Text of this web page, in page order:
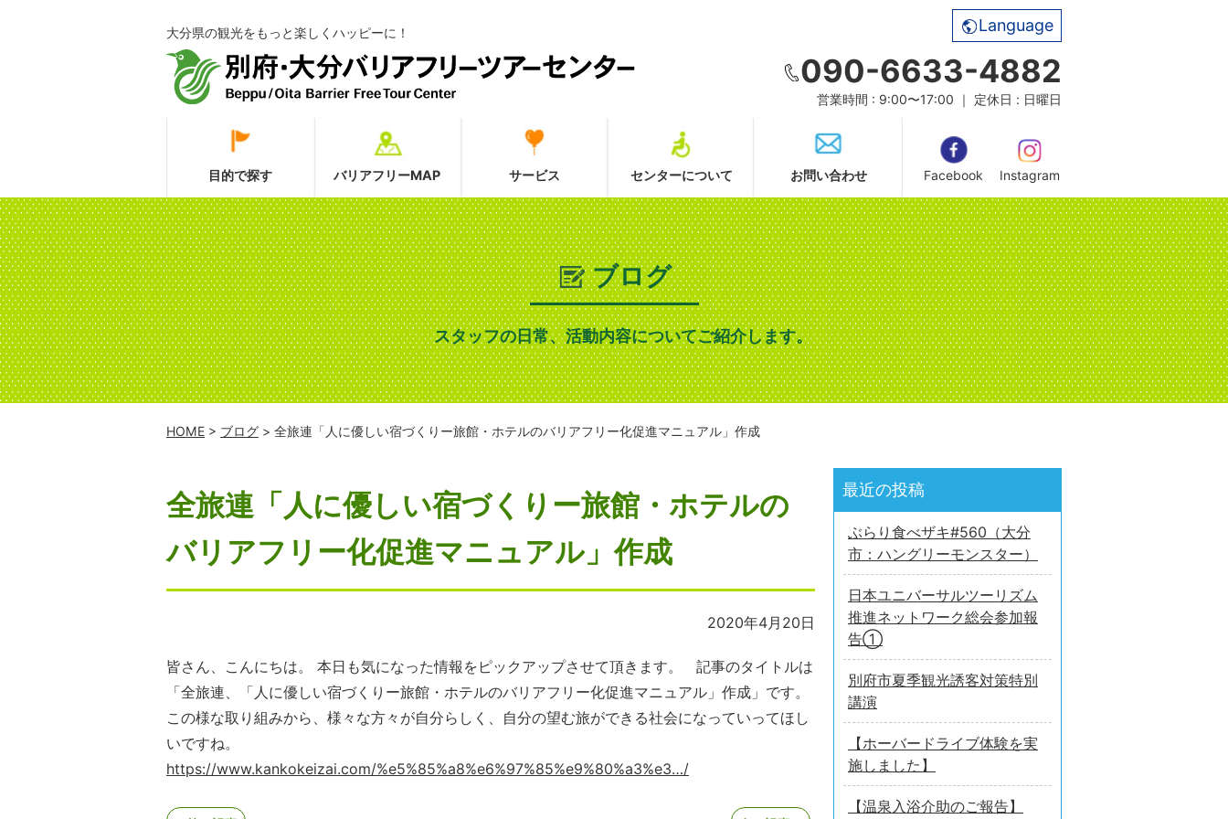
大分県の観光をもっと楽しくハッピーに！ Language
090-6633-4882
営業時間 : 9:00〜17:00 ｜ 定休日 : 日曜日
目的で探す バリアフリーMAP サービス センターについて お問い合わせ Facebook Instagram
ブログ
スタッフの日常、活動内容についてご紹介します。
HOME > ブログ > 全旅連「人に優しい宿づくりー旅館・ホテルのバリアフリー化促進マニュアル」作成
全旅連「人に優しい宿づくりー旅館・ホテルの
バリアフリー化促進マニュアル」作成
2020年4月20日
皆さん、こんにちは。 本日も気になった情報をピックアップさせて頂きます。 記事のタイトルは
「全旅連、「人に優しい宿づくりー旅館・ホテルのバリアフリー化促進マニュアル」作成」です。
この様な取り組みから、様々な方々が自分らしく、自分の望む旅ができる社会になっていってほし
いですね。
https://www.kankokeizai.com/%e5%85%a8%e6%97%85%e9%80%a3%e3…/
最近の投稿
ぶらり食べザキ#560（大分
市：ハングリーモンスター）
日本ユニバーサルツーリズム
推進ネットワーク総会参加報
告①
別府市夏季観光誘客対策特別
講演
【ホーバードライブ体験を実
施しました】
【温泉入浴介助のご報告】